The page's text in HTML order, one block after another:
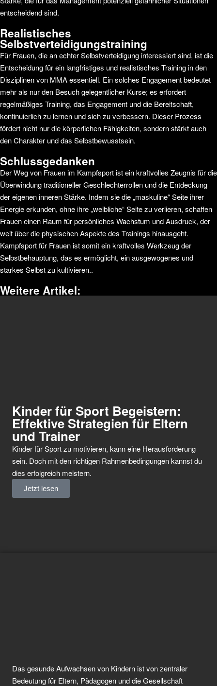
entscheidend sind.
Realistisches
Selbstverteidigungstraining
Für Frauen, die an echter Selbstverteidigung interessiert sind, ist die
Entscheidung für ein langfristiges und realistisches Training in den
Disziplinen von MMA essentiell. Ein solches Engagement bedeutet
mehr als nur den Besuch gelegentlicher Kurse; es erfordert
regelmäßiges Training, das Engagement und die Bereitschaft,
kontinuierlich zu lernen und sich zu verbessern. Dieser Prozess
fördert nicht nur die körperlichen Fähigkeiten, sondern stärkt auch
den Charakter und das Selbstbewusstsein.
Schlussgedanken
Der Weg von Frauen im Kampfsport ist ein kraftvolles Zeugnis für die
Überwindung traditioneller Geschlechterrollen und die Entdeckung
der eigenen inneren Stärke. Indem sie die „maskuline“ Seite ihrer
Energie erkunden, ohne ihre „weibliche“ Seite zu verlieren, schaffen
Frauen einen Raum für persönliches Wachstum und Ausdruck, der
weit über die physischen Aspekte des Trainings hinausgeht.
Kampfsport für Frauen ist somit ein kraftvolles Werkzeug der
Selbstbehauptung, das es ermöglicht, ein ausgewogenes und
starkes Selbst zu kultivieren..
Weitere Artikel:
Kinder für Sport Begeistern:
Effektive Strategien für Eltern
und Trainer
Kinder für Sport zu motivieren, kann eine Herausforderung
sein. Doch mit den richtigen Rahmenbedingungen kannst du
dies erfolgreich meistern.
Jetzt lesen
Das gesunde Aufwachsen von Kindern ist von zentraler
Bedeutung für Eltern, Pädagogen und die Gesellschaft